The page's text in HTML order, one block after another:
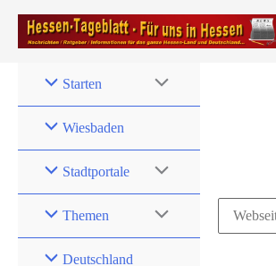
Zum
Inhalt
Starten
Wiesbaden
Stadtportale
Themen
Deutschland
Search